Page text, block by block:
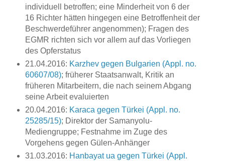
individuell betroffen; eine Minderheit von 6 der
16 Richter hätten hingegen eine Betroffenheit der
Beschwerdeführer angenommen); Fragen des
EGMR richten sich vor allem auf das Vorliegen
des Opferstatus
21.04.2016: Karzhev gegen Bulgarien (Appl. no.
60607/08); früherer Staatsanwalt, Kritik an
früheren Mitarbeitern, die nach seinem Abgang
seine Arbeit evaluierten
20.04.2016: Karaca gegen Türkei (Appl. no.
25285/15); Direktor der Samanyolu-
Mediengruppe; Festnahme im Zuge des
Vorgehens gegen Gülen-Anhänger
31.03.2016: Hanbayat ua gegen Türkei (Appl.